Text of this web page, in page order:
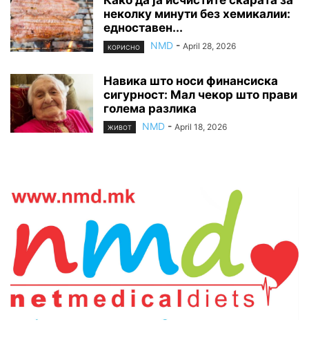
неколку минути без хемикалии:
едноставен...
КОРИСНО NMD - April 28, 2026
Навика што носи финансиска
сигурност: Мал чекор што прави
голема разлика
ЖИВОТ NMD - April 18, 2026